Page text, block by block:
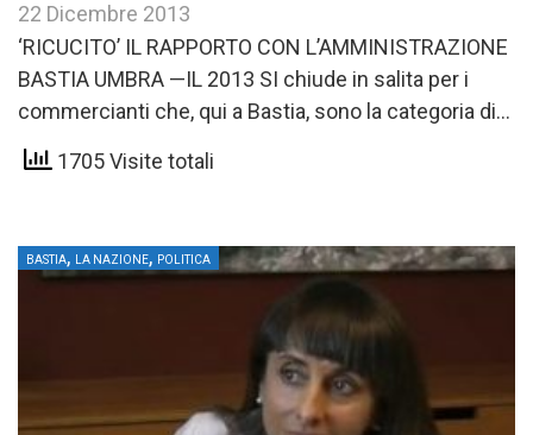
22 Dicembre 2013
‘RICUCITO’ IL RAPPORTO CON L’AMMINISTRAZIONE
BASTIA UMBRA —IL 2013 SI chiude in salita per i
commercianti che, qui a Bastia, sono la categoria di
imprenditori…
1705 Visite totali
BASTIA, LA NAZIONE, POLITICA